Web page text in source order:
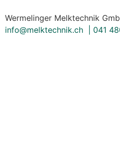
Wermelinger Melktechnik
info@melktechnik.ch | 041